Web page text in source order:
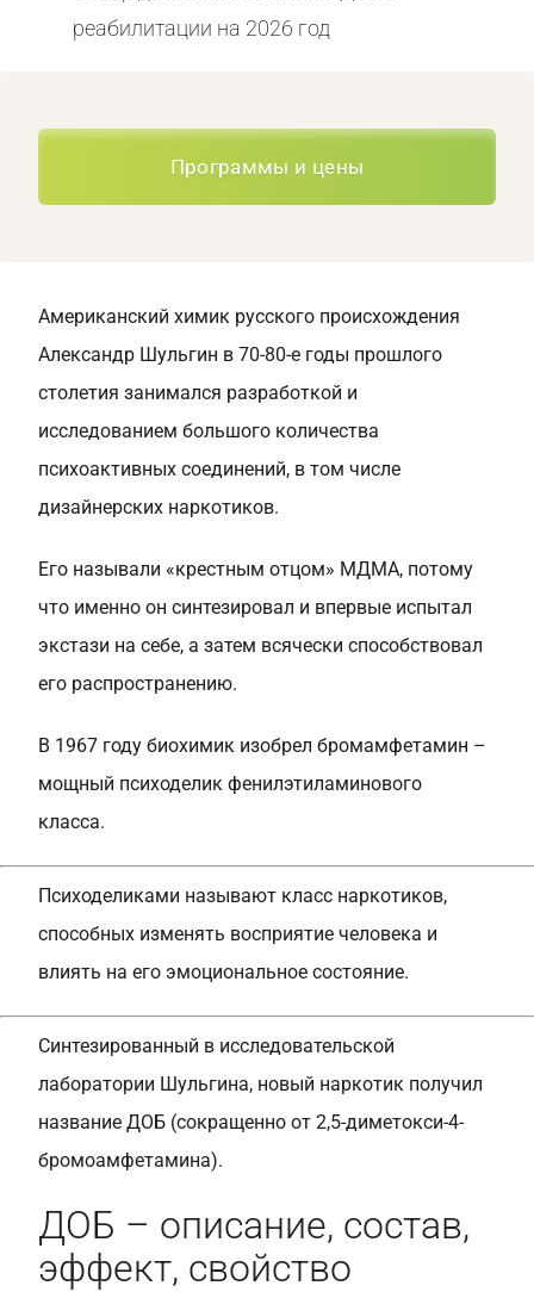
реабилитации на 2026 год
Программы и цены
Американский химик русского происхождения
Александр Шульгин в 70-80-е годы прошлого
столетия занимался разработкой и
исследованием большого количества
психоактивных соединений, в том числе
дизайнерских наркотиков.
Его называли «крестным отцом» МДМА, потому
что именно он синтезировал и впервые испытал
экстази на себе, а затем всячески способствовал
его распространению.
В 1967 году биохимик изобрел бромамфетамин –
мощный психоделик фенилэтиламинового
класса.
Психоделиками называют класс наркотиков,
способных изменять восприятие человека и
влиять на его эмоциональное состояние.
Синтезированный в исследовательской
лаборатории Шульгина, новый наркотик получил
название ДОБ (сокращенно от 2,5-диметокси-4-
бромоамфетамина).
ДОБ – описание, состав,
эффект, свойство